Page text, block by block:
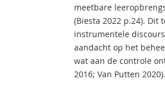
meetbare
(Biesta 2022 p.24). Dit
instrumentele
aandacht op het
wat aan de controle
2016; Van Putten 2020).